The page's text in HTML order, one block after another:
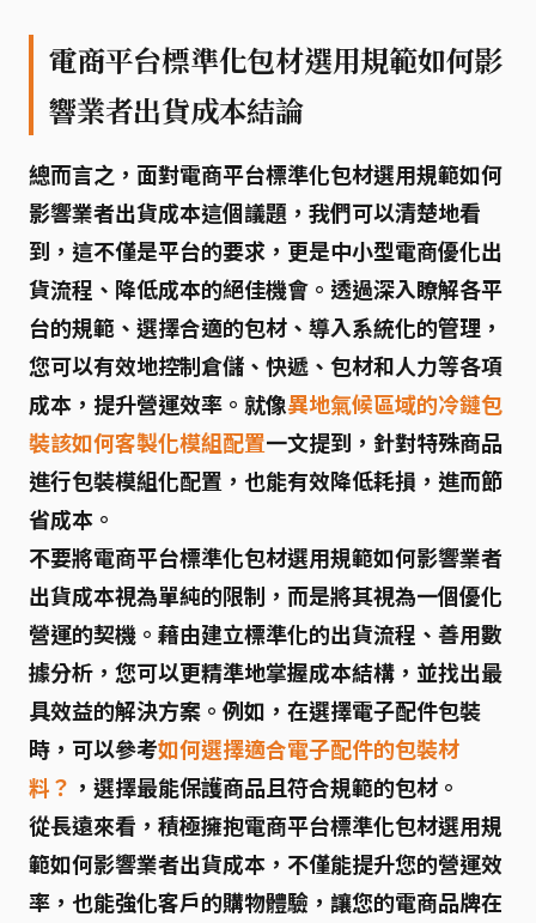
電商平台標準化包材選用規範如何影
響業者出貨成本結論
總而言之，面對電商平台標準化包材選用規範如何
影響業者出貨成本這個議題，我們可以清楚地看
到，這不僅是平台的要求，更是中小型電商優化出
貨流程、降低成本的絕佳機會。透過深入瞭解各平
台的規範、選擇合適的包材、導入系統化的管理，
您可以有效地控制倉儲、快遞、包材和人力等各項
成本，提升營運效率。就像異地氣候區域的冷鏈包
裝該如何客製化模組配置一文提到，針對特殊商品
進行包裝模組化配置，也能有效降低耗損，進而節
省成本。
不要將電商平台標準化包材選用規範如何影響業者
出貨成本視為單純的限制，而是將其視為一個優化
營運的契機。藉由建立標準化的出貨流程、善用數
據分析，您可以更精準地掌握成本結構，並找出最
具效益的解決方案。例如，在選擇電子配件包裝
時，可以參考如何選擇適合電子配件的包裝材
料？ ，選擇最能保護商品且符合規範的包材。
從長遠來看，積極擁抱電商平台標準化包材選用規
範如何影響業者出貨成本 ，不僅能提升您的營運效
率，也能強化客戶的購物體驗，讓您的電商品牌在